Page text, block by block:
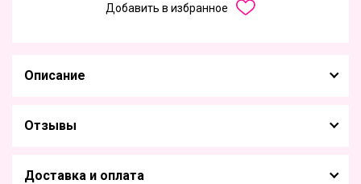
Добавить в избранное
Описание
Отзывы
Доставка и оплата